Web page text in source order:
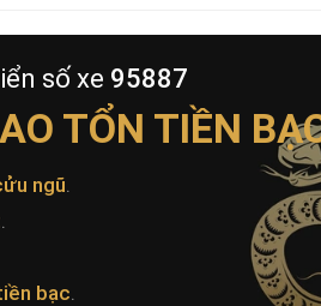
số xe 95887
TỔN TIỀN
ngũ.
.
bạc.